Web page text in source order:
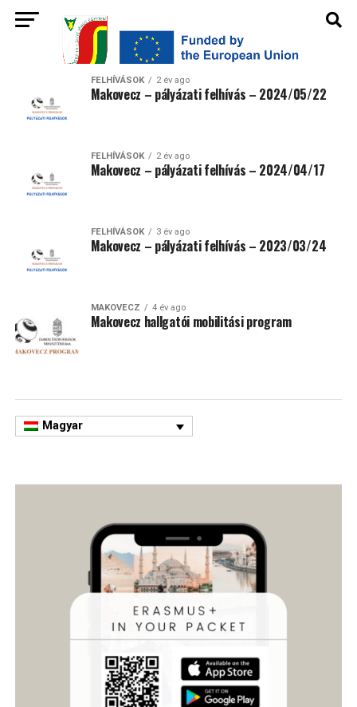
FELHÍVÁSOK 2 év ago
Makovecz – pályázati felhívás – 2024/05/22
FELHÍVÁSOK 2 év ago
Makovecz – pályázati felhívás – 2024/04/17
FELHÍVÁSOK 3 év ago
Makovecz – pályázati felhívás – 2023/03/24
MAKOVECZ 4 év ago
Makovecz hallgatói mobilitási program
Magyar